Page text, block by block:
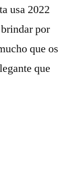
usa 2022
por
que os
que